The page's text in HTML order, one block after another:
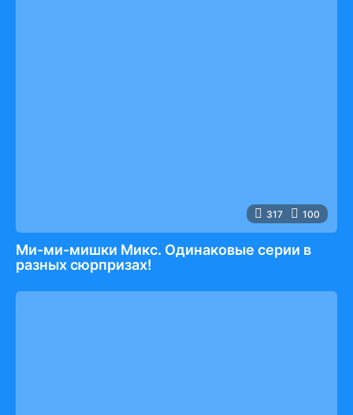
317 100
Ми-ми-мишки Микс. Одинаковые серии в
разных сюрпризах!